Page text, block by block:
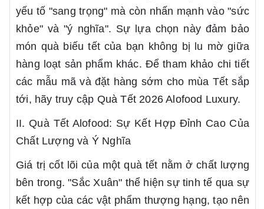
yếu tố "sang trọng" mà còn nhấn mạnh vào "sức
khỏe" và "ý nghĩa". Sự lựa chọn này đảm bảo
món quà biếu tết của bạn không bị lu mờ giữa
hàng loạt sản phẩm khác. Để tham khảo chi tiết
các mẫu mã và đặt hàng sớm cho mùa Tết sắp
tới, hãy truy cập Quà Tết 2026 Alofood Luxury.
II. Quà Tết Alofood: Sự Kết Hợp Đỉnh Cao Của
Chất Lượng và Ý Nghĩa
Giá trị cốt lõi của một quà tết nằm ở chất lượng
bên trong. "Sắc Xuân" thể hiện sự tinh tế qua sự
kết hợp của các vật phẩm thượng hạng, tạo nên